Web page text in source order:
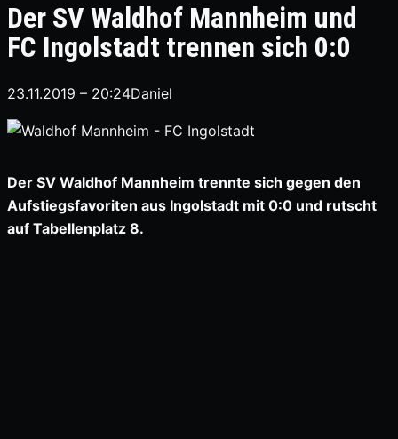
Der SV Waldhof Mannheim und
FC Ingolstadt trennen sich 0:0
23.11.2019 – 20:24Daniel
Der SV Waldhof Mannheim trennte sich gegen den
Aufstiegsfavoriten aus Ingolstadt mit 0:0 und rutscht
auf Tabellenplatz 8.